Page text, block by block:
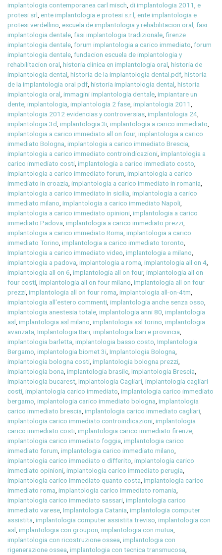
implantologia contemporanea carl misch ,di implantologia 2011 ,e
protesi srl ,ente implantologia e protesi s.r.l ,ente implantologia e
protesi verdellino ,escuela de implantologia y rehabilitacion oral ,fasi
implantologia dentale ,fasi implantologia tradizionale ,firenze
implantologia dentale ,forum implantologia a carico immediato ,forum
implantologia dentale ,fundacion escuela de implantologia y
rehabilitacion oral ,historia clinica en implantologia oral ,historia de
implantologia dental ,historia de la implantologia dental.pdf ,historia
de la implantologia oral pdf ,historia implantologia dental ,historia
implantologia oral ,immagini implantologia dentale ,impiantare un
dente ,implantologia ,implantologia 2 fase ,implantologia 2011
implantologia 2012 evidencias y controversias ,implantologia 24
implantologia 3d ,implantologia 3i ,implantologia a carico immediato
implantologia a carico immediato all on four,implantologia a carico
immediato Bologna ,implantologia a carico immediato Brescia
implantologia a carico immediato controindicazioni ,implantologia a
carico immediato costi ,implantologia a carico immediato costo
implantologia a carico immediato forum ,implantologia a carico
immediato in croazia ,implantologia a carico immediato in romania
implantologia a carico immediato in sicilia ,implantologia a carico
immediato milano ,implantologia a carico immediato Napoli
implantologia a carico immediato opinioni ,implantologia a carico
immediato Padova ,implantologia a carico immediato prezzi
implantologia a carico immediato Roma ,implantologia a carico
immediato Torino ,implantologia a carico immediato toronto
Implantologia a carico immediato video ,implantologia a milano
implantologia a padova ,implantologia a roma ,implantologia all on 4
implantologia all on 6 ,implantologia all on four,implantologia all on
four costi ,implantologia all on four milano ,implantologia all on four
prezzi ,implantologia all on four roma ,implantologia all-on-4tm
implantologia all'estero commenti ,implantologia anche senza osso
implantologia anestesia totale ,implantologia anni 80 ,implantologia
asl ,implantologia asl milano ,implantologia asl torino ,implantologia
avanzata ,Implantologia Bari ,implantologia bari e provincia
implantologia barletta ,implantologia basso costo ,Implantologia
Bergamo ,implantologia biomet 3i ,Implantologia Bologna
implantologia bologna costi ,implantologia bologna prezzi
implantologia bona ,implantologia brasile ,Implantologia Brescia
implantologia bucarest ,Implantologia Cagliari ,implantologia cagliari
costi ,implantologia carico immediato ,implantologia carico immediato
bergamo ,implantologia carico immediato bologna ,implantologia
carico immediato brescia ,implantologia carico immediato cagliari
implantologia carico immediato controindicazioni ,implantologia
carico immediato costi ,implantologia carico immediato firenze
implantologia carico immediato foggia ,implantologia carico
immediato forum ,implantologia carico immediato milano
implantologia carico immediato o differito ,implantologia carico
immediato opinioni ,implantologia carico immediato perugia
implantologia carico immediato quanto costa ,implantologia carico
immediato roma ,implantologia carico immediato romania
implantologia carico immediato sassari ,implantologia carico
immediato varese ,Implantologia Catania ,implantologia computer
assistita ,implantologia computer assistita treviso ,implantologia con
asl ,implantologia con groupon ,implantologia con mutua
implantologia con ricostruzione ossea ,implantologia con
rigenerazione ossea ,implantologia con tecnica transmucosa